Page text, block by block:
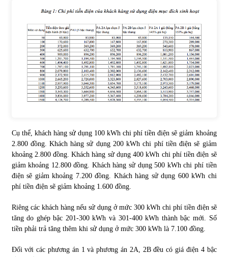
Cụ thể, khách hàng sử dụng 100 kWh chi phí tiền điện sẽ giảm khoảng
2.800 đồng. Khách hàng sử dụng 200 kWh chi phí tiền điện sẽ giảm
khoảng 2.800 đồng. Khách hàng sử dụng 400 kWh chi phí tiền điện sẽ
giảm khoảng 12.800 đồng. Khách hàng sử dụng 500 kWh chi phí tiền
điện sẽ giảm khoảng 7.200 đồng. Khách hàng sử dụng 600 kWh chi
phí tiền điện sẽ giảm khoảng 1.600 đồng.
Riêng các khách hàng nếu sử dụng ở mức 300 kWh chi phí tiền điện sẽ
tăng do ghép bậc 201-300 kWh và 301-400 kWh thành bậc mới. Số
tiền phải trả tăng thêm khi sử dụng ở mức 300 kWh là 7.100 đồng.
Đối với các phương án 1 và phương án 2A, 2B đều có giá điện 4 bậc